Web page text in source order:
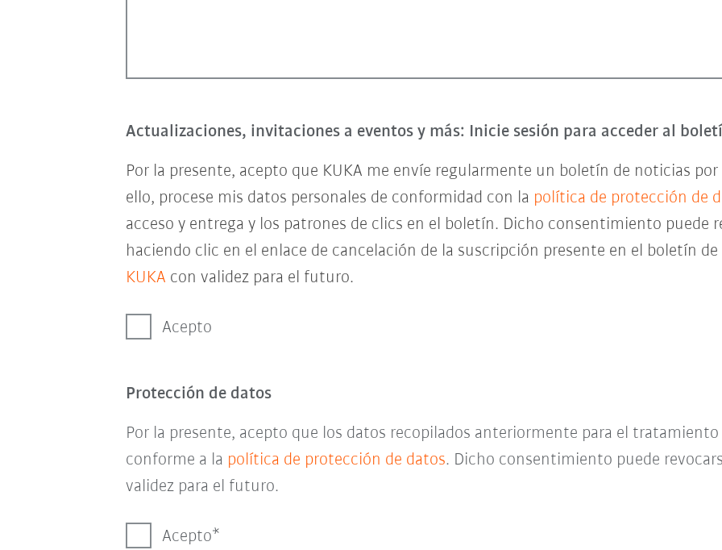
Actualizaciones, invitaciones a eventos y más: Inicie sesión para acceder al
Por la presente, acepto que KUKA me envíe regularmente un boletín de noticias
ello, procese mis datos personales de conformidad con la política de protección de
acceso y entrega y los patrones de clics en el boletín. Dicho consentimiento puede
haciendo clic en el enlace de cancelación de la suscripción presente en el boletín
KUKA con validez para el futuro.
Acepto
Protección de datos
Por la presente, acepto que los datos recopilados anteriormente para el
conforme a la política de protección de datos. Dicho consentimiento puede
validez para el futuro.
Acepto